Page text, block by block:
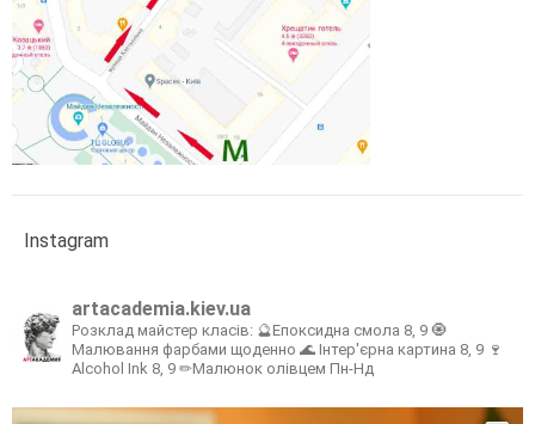
Instagram
artacademia.kiev.ua
Розклад майстер класів: 🔮Епоксидна смола 8, 9 🧿
Малювання фарбами щоденно 🌊 Інтер'єрна картина 8, 9 🍷
Alcohol Ink 8, 9 ✏Малюнок олівцем Пн-Нд